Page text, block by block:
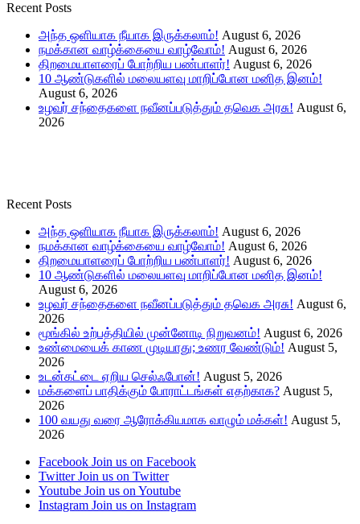
Recent Posts
அந்த ஒளியாக நீயாக இருக்கலாம்! August 6, 2026
நமக்கான வாழ்க்கையை வாழ்வோம்! August 6, 2026
திறமையாளரைப் போற்றிய பண்பாளர்! August 6, 2026
10 ஆண்டுகளில் மலையளவு மாறிப்போன மனித இனம்!
August 6, 2026
உழவர் சந்தைகளை நவீனப்படுத்தும் தவெக அரசு! August 6,
2026
Recent Posts
அந்த ஒளியாக நீயாக இருக்கலாம்! August 6, 2026
நமக்கான வாழ்க்கையை வாழ்வோம்! August 6, 2026
திறமையாளரைப் போற்றிய பண்பாளர்! August 6, 2026
10 ஆண்டுகளில் மலையளவு மாறிப்போன மனித இனம்!
August 6, 2026
உழவர் சந்தைகளை நவீனப்படுத்தும் தவெக அரசு! August 6,
2026
மூங்கில் உற்பத்தியில் முன்னோடி நிறுவனம்! August 6, 2026
உண்மையைக் காண முடியாது; உணர வேண்டும்! August 5,
2026
உடன்கட்டை ஏறிய செல்ஃபோன்! August 5, 2026
மக்களைப் பாதிக்கும் போராட்டங்கள் எதற்காக? August 5,
2026
100 வயது வரை ஆரோக்கியமாக வாழும் மக்கள்! August 5,
2026
Facebook Join us on Facebook
Twitter Join us on Twitter
Youtube Join us on Youtube
Instagram Join us on Instagram